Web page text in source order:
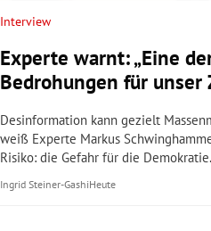
Interview
Experte warnt: „Eine
Bedrohungen für unser
Desinformation kann gezielt
weiß Experte Markus
Risiko: die Gefahr für die Demokratie.
Ingrid Steiner-GashiHeute